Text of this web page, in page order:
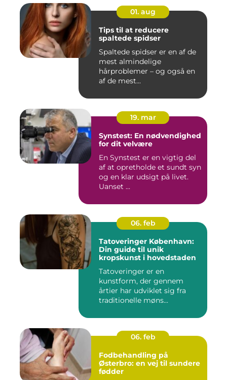
01. aug
Tips til at reducere
spaltede spidser
Spaltede spidser er en af de
mest almindelige
hårproblemer – og også en
af de mest...
19. mar
Synstest: En nødvendighed
for dit velvære
En Synstest er en vigtig del
af at opretholde et sundt syn
og en klar udsigt på livet.
Uanset ...
06. feb
Tatoveringer København:
Din guide til unik
kropskunst i hovedstaden
Tatoveringer er en
kunstform, der gennem
årtier har udviklet sig fra
traditionelle møns...
06. feb
Fodbehandling på
Østerbro: en vej til sundere
fødder